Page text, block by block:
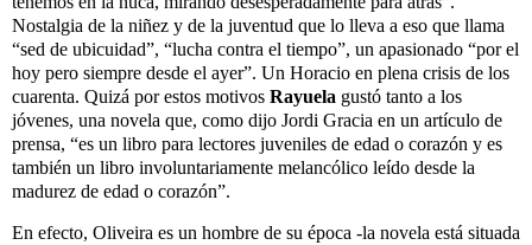
Nostalgia de la niñez y de la juventud que lo lleva a eso que llama
“sed de ubicuidad”, “lucha contra el tiempo”, un apasionado “por el
hoy pero siempre desde el ayer”. Un Horacio en plena crisis de los
cuarenta. Quizá por estos motivos Rayuela gustó tanto a los
jóvenes, una novela que, como dijo Jordi Gracia en un artículo de
prensa, “es un libro para lectores juveniles de edad o corazón y es
también un libro involuntariamente melancólico leído desde la
madurez de edad o corazón”.
En efecto, Oliveira es un hombre de su época -la novela está situada